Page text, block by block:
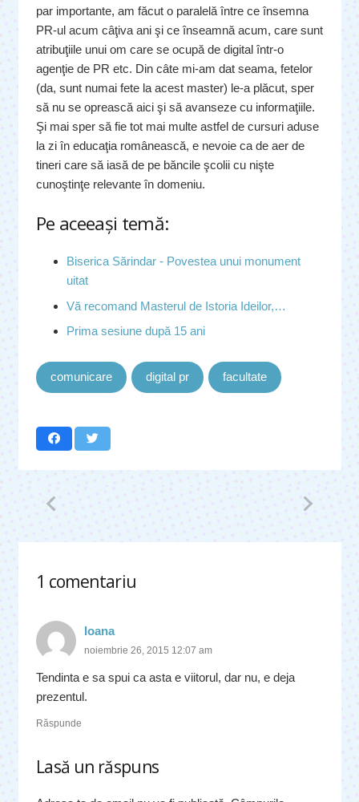
par importante, am făcut o paralelă între ce însemna
PR-ul acum câţiva ani şi ce înseamnă acum, care sunt
atribuţiile unui om care se ocupă de digital într-o
agenţie de PR etc. Din câte mi-am dat seama, fetelor
(da, sunt numai fete la acest master) le-a plăcut, sper
să nu se oprească aici şi să avanseze cu informaţiile.
Şi mai sper să fie tot mai multe astfel de cursuri aduse
la zi în educaţia românească, e nevoie ca de aer de
tineri care să iasă de pe băncile şcolii cu nişte
cunoştinţe relevante în domeniu.
Pe aceeaşi temă:
Biserica Sărindar - Povestea unui monument
uitat
Vă recomand Masterul de Istoria Ideilor,…
Prima sesiune după 15 ani
comunicare digital pr facultate
1 comentariu
.
Ioana
noiembrie 26, 2015 12:07 am
Tendinta e sa spui ca asta e viitorul, dar nu, e deja
prezentul.
Răspunde
Lasă un răspuns